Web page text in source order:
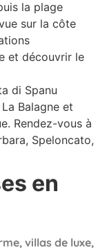
la plage
sur la côte
et découvrir le
di Spanu
Balagne et
Rendez-vous à
Speloncato,
en
villas de luxe,